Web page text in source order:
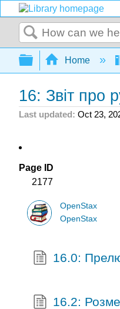
Search
Expand/
Home
16: Звіт про
Last updated Oct 23,
Page ID
2177
OpenStax
OpenStax
16.0:
16.2: